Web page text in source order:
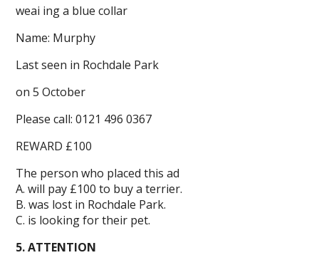
weai ing a blue collar
Name: Murphy
Last seen in Rochdale Park
on 5 October
Please call: 0121 496 0367
REWARD £100
The person who placed this ad
A. will pay £100 to buy a terrier.
B. was lost in Rochdale Park.
C. is looking for their pet.
5. ATTENTION